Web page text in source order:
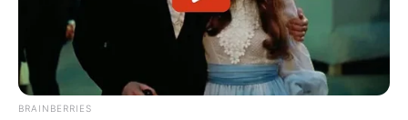
Amikor Rogán Antal leadta minisztériumi anyagát,
és várta, hogy elkészüljön a jegyzőkönyv, Magyar
Péter megjegyezte: máshol is készül majd
jegyzőkönyv…
BRAINBERRIES